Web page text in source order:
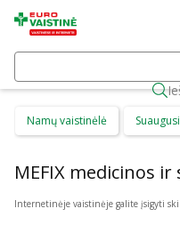
Namų vaistinėlė
MEFIX medicinos